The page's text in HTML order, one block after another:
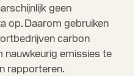
geen
op. Daarom gebruiken
carbon
emissies te
rapporteren.